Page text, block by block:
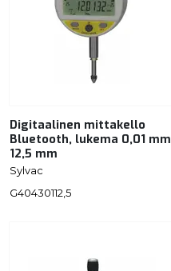
Digitaalinen mittakello
Bluetooth, lukema 0,01 mm
12,5 mm
Sylvac
G40430112,5